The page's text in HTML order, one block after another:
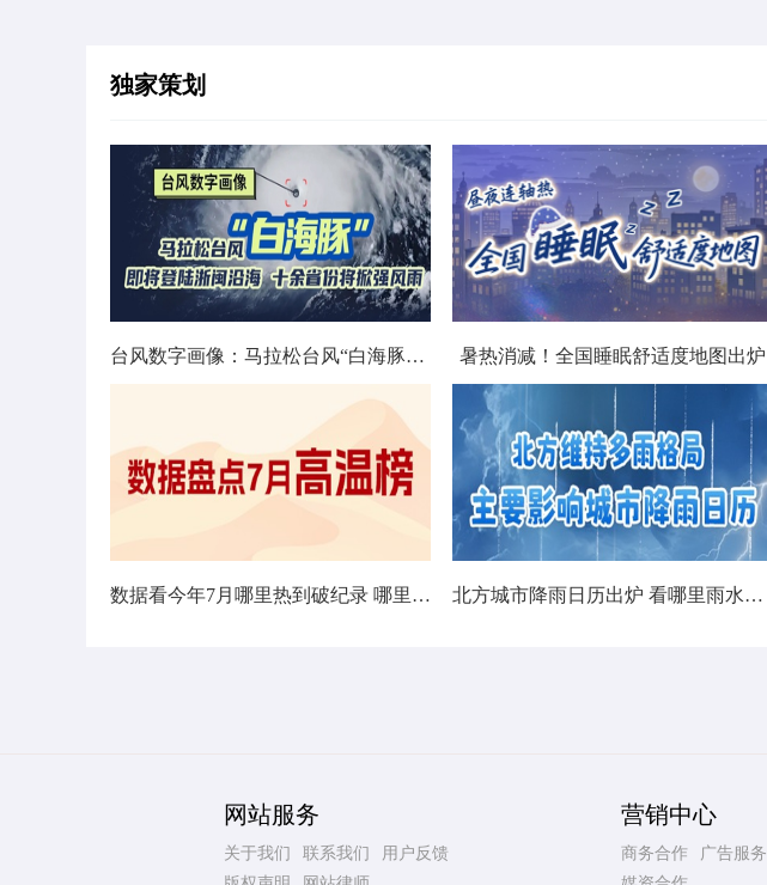
独家策划
台风数字画像：马拉松台风“白海豚”将影响十余省份 暑热消减！全国睡眠舒适度地图出炉
数据看今年7月哪里热到破纪录 哪里暑热连轴转 北方城市降雨日历出炉 看哪里雨水超长待机
网站服务
关于我们 联系我们
用户反馈
营销中心
商务合作
广告服务